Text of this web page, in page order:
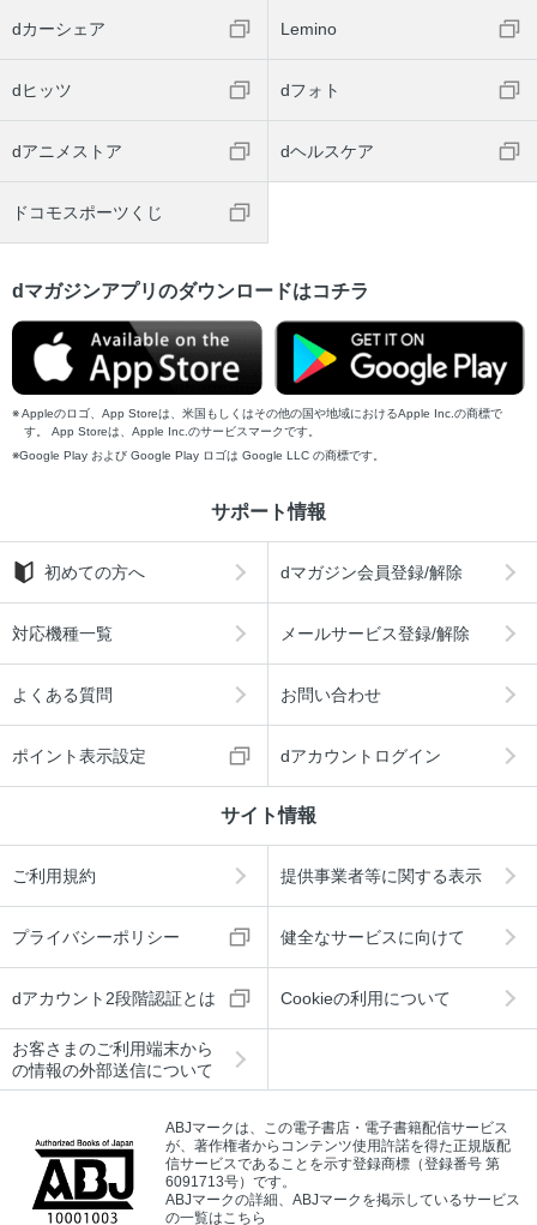
dカーシェア Lemino
dヒッツ dフォト
dアニメストア dヘルスケア
ドコモスポーツくじ
dマガジンアプリのダウンロードはコチラ
Appleのロゴ、App Storeは、米国もしくはその他の国や地域におけるApple Inc.の商標で
す。 App Storeは、Apple Inc.のサービスマークです。
Google Play および Google Play ロゴは Google LLC の商標です。
サポート情報
初めての方へ dマガジン会員登録/解除
対応機種一覧 メールサービス登録/解除
よくある質問 お問い合わせ
ポイント表示設定 dアカウントログイン
サイト情報
ご利用規約 提供事業者等に関する表示
プライバシーポリシー 健全なサービスに向けて
dアカウント2段階認証とは Cookieの利用について
お客さまのご利用端末から
の情報の外部送信について
ABJマークは、この電子書店・電子書籍配信サービス
が、著作権者からコンテンツ使用許諾を得た正規版配
信サービスであることを示す登録商標（登録番号 第
6091713号）です。
ABJマークの詳細、ABJマークを掲示しているサービス
の一覧はこちら